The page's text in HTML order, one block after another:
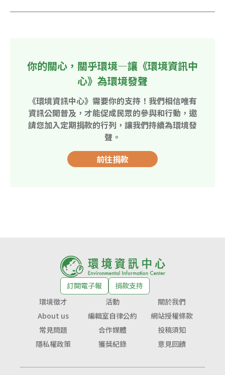
你的關心，關乎環境—讓《環境資訊中
心》為環境發聲
《環境資訊中心》需要你的支持！我們相信唯有
資訊公開普及，才能促成民眾的參與和行動，邀
請您加入定期捐款的行列，讓我們持續為環境發
聲。
前往捐款
訂閱電子報
捐款支持
環境徵才
活動
關於我們
About us
編輯室自律公約
網站授權條款
常見問題
合作媒體
投稿須知
隱私權政策
獲獎紀錄 意見回饋